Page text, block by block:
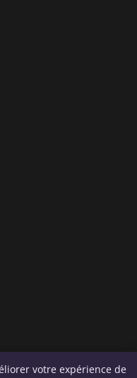
votre expérience de